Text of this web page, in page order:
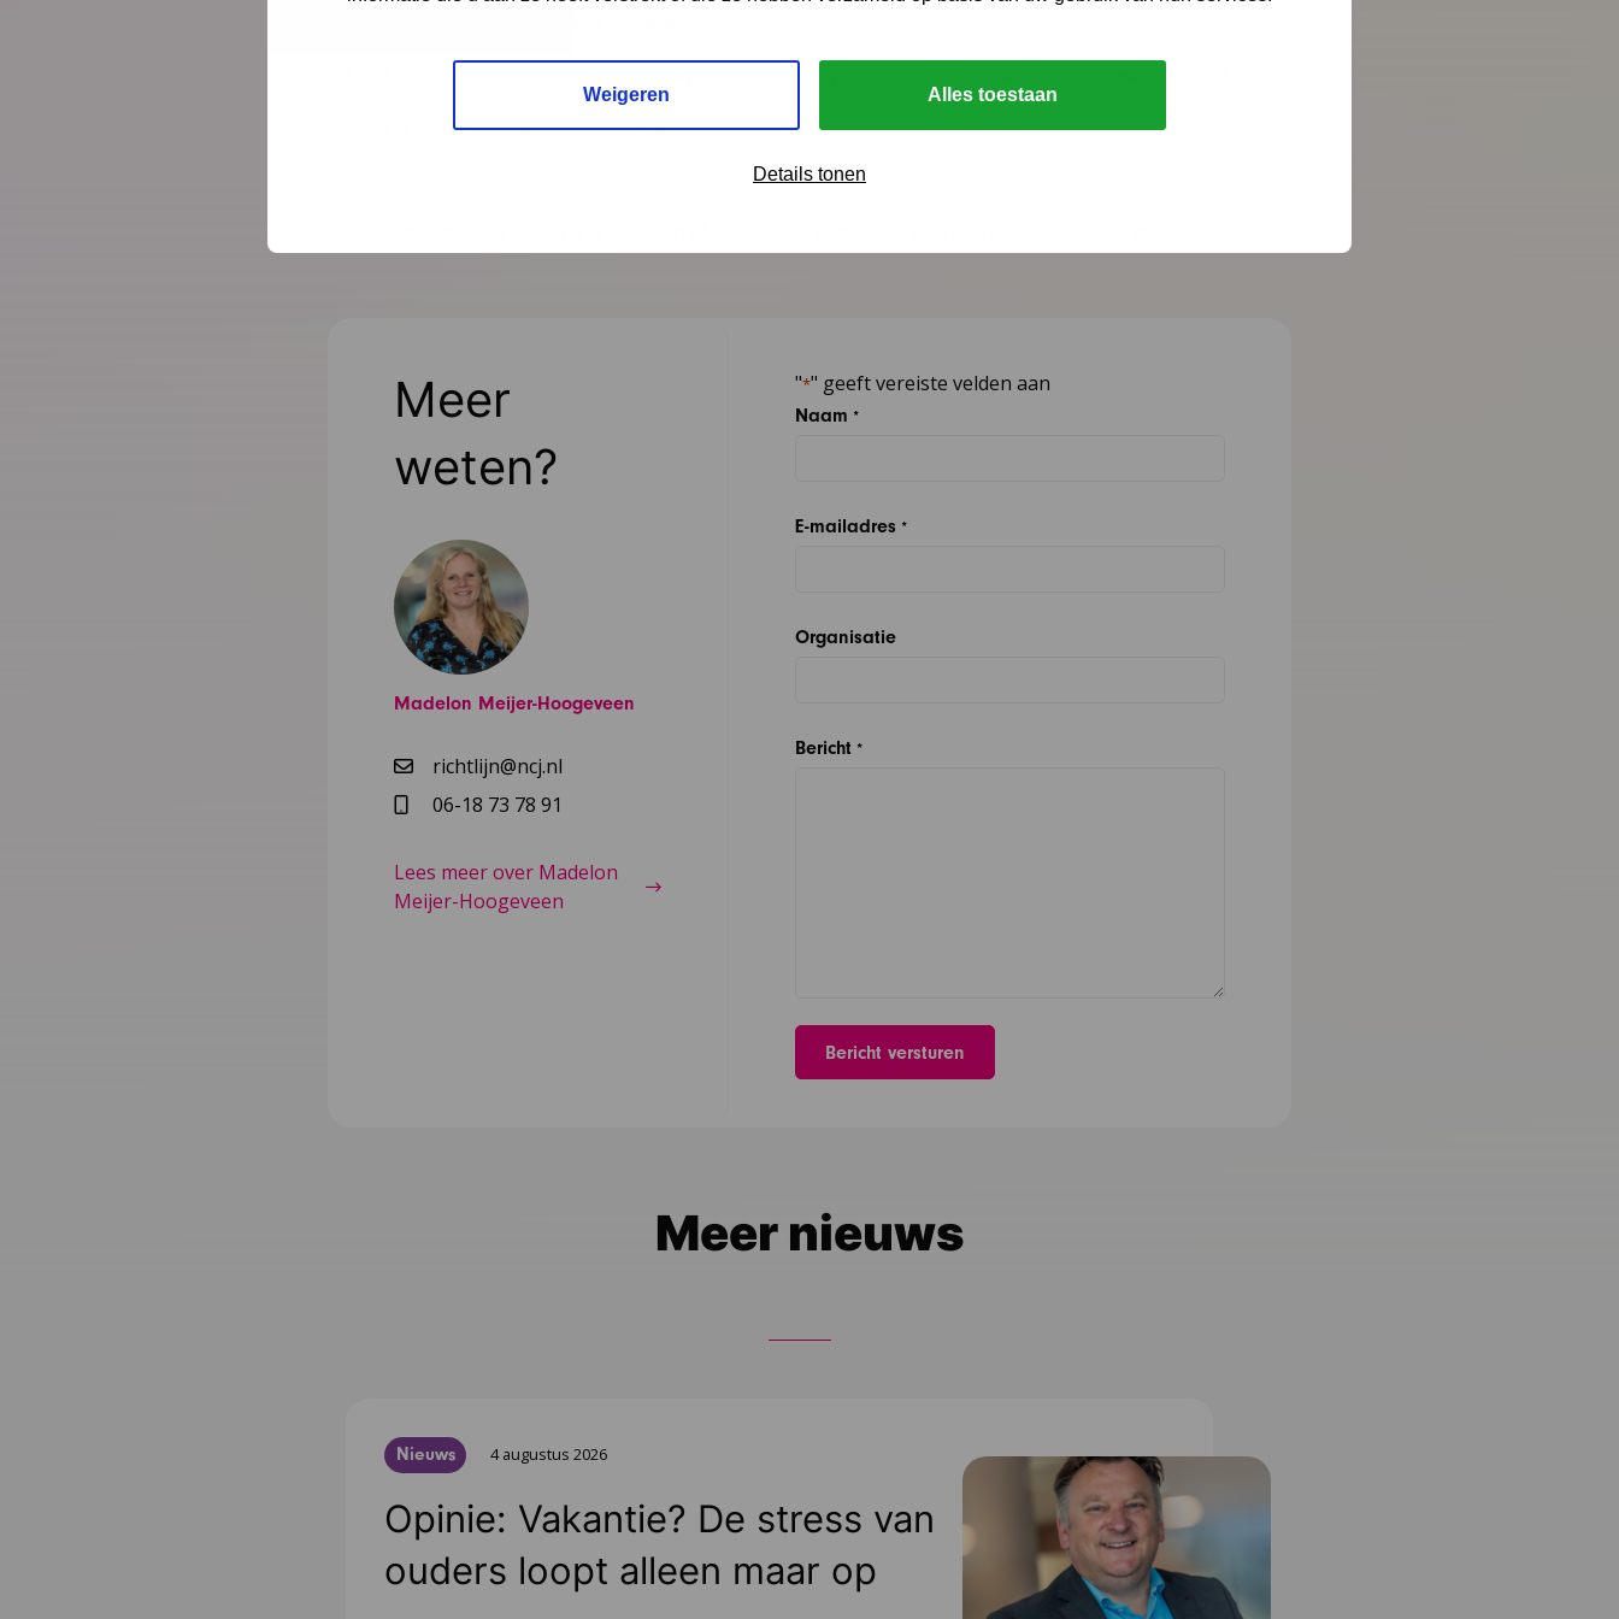
Weigeren Alles toestaan
Details tonen
Meld je aan voor de Cluster-subgroep(en)
Meer
weten?
Madelon Meijer-Hoogeveen
richtlijn@ncj.nl
06-18 73 78 91
Lees meer over Madelon
Meijer-Hoogeveen
"*" geeft vereiste velden aan
Naam *
E-mailadres *
Organisatie
Bericht *
Meer nieuws
Nieuws 4 augustus 2026
Opinie: Vakantie? De stress van
ouders loopt alleen maar op